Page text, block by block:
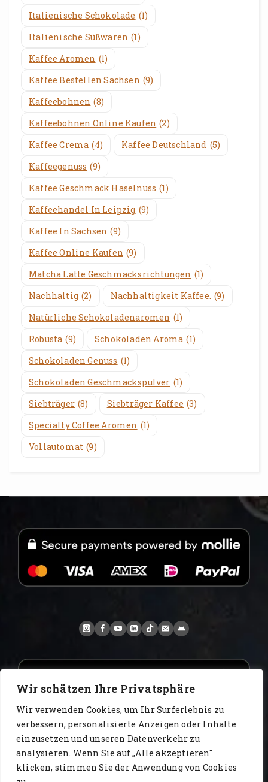
Wir schätzen Ihre Privatsphäre
Wir verwenden Cookies, um Ihr Surferlebnis zu
verbessern, personalisierte Anzeigen oder Inhalte
einzusetzen und unseren Datenverkehr zu
analysieren. Wenn Sie auf „Alle akzeptieren"
klicken, stimmen Sie der Anwendung von Cookies
Italienische Schokolade (1)
Italienische Süßwaren (1)
Kaffee Aromen (1)
Kaffee Bestellen Sachsen (9)
Kaffeebohnen (8)
Kaffeebohnen Online Kaufen (2)
Kaffee Crema (4) Kaffee Deutschland (5)
Kaffeegenuss (9)
Kaffee Geschmack Haselnuss (1)
Kaffeehandel In Leipzig (9)
Kaffee In Sachsen (9)
Kaffee Online Kaufen (9)
Matcha Latte Geschmacksrichtungen (1)
Nachhaltig (2) Nachhaltigkeit Kaffee. (9)
Natürliche Schokoladenaromen (1)
Robusta (9) Schokoladen Aroma (1)
Schokoladen Genuss (1)
Schokoladen Geschmackspulver (1)
Siebträger (8) Siebträger Kaffee (3)
Specialty Coffee Aromen (1)
Vollautomat (9)
www.AlbertoIT.com 2026 FoxKaffee Kaffeerösterei